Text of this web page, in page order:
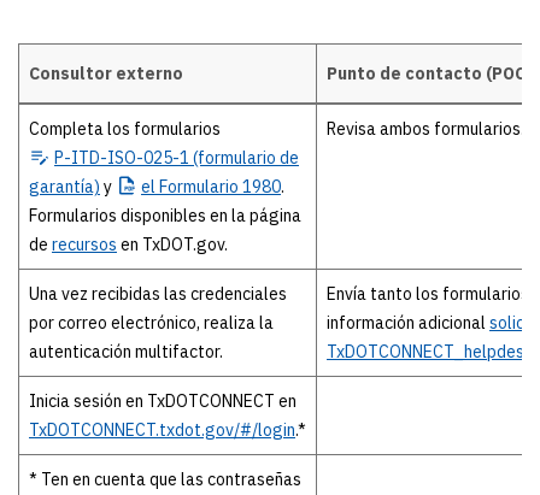
Details
Consultor externo Punto de contacto (POC)
Completa los formularios
P-ITD-ISO-025-1 (formulario de
garantía) y el Formulario 1980.
Formularios disponibles en la página
de recursos en TxDOT.gov.
Revisa ambos formularios.
Una vez recibidas las credenciales
por correo electrónico, realiza la
autenticación multifactor.
Envía tanto los formularios
información adicional
Inicia sesión en TxDOTCONNECT en
TxDOTCONNECT.txdot.gov/#/login.*
* Ten en cuenta que las contraseñas